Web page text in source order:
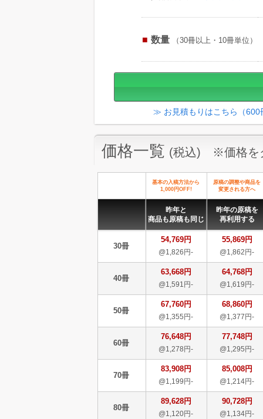
数量 （30冊以上・10冊単位）
≫ お見積もりはこちら（600
価格一覧 (税込) ※価格を
基本の入稿方法から
1,000円OFF!
原稿の調整や商品を
変更される方へ
昨年と
商品も原稿も同じ
昨年の原稿を
再利用する
30冊
54,769円
@1,826円-
55,869円
@1,862円-
40冊
63,668円
@1,591円-
64,768円
@1,619円-
50冊
67,760円
@1,355円-
68,860円
@1,377円-
60冊
76,648円
@1,278円-
77,748円
@1,295円-
70冊
83,908円
@1,199円-
85,008円
@1,214円-
80冊
89,628円
@1,120円-
90,728円
@1,134円-